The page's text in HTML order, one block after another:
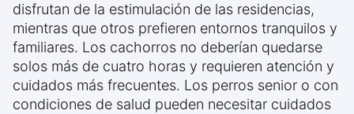
disfrutan de la estimulación de las residencias,
mientras que otros prefieren entornos tranquilos y
familiares. Los cachorros no deberían quedarse
solos más de cuatro horas y requieren atención y
cuidados más frecuentes. Los perros senior o con
condiciones de salud pueden necesitar cuidados